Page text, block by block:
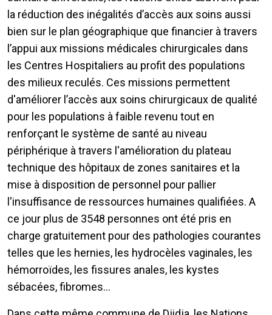
la réduction des inégalités d’accès aux soins aussi
bien sur le plan géographique que financier à travers
l’appui aux missions médicales chirurgicales dans
les Centres Hospitaliers au profit des populations
des milieux reculés. Ces missions permettent
d'améliorer l’accès aux soins chirurgicaux de qualité
pour les populations à faible revenu tout en
renforçant le système de santé au niveau
périphérique à travers l'amélioration du plateau
technique des hôpitaux de zones sanitaires et la
mise à disposition de personnel pour pallier
l'insuffisance de ressources humaines qualifiées. A
ce jour plus de 3548 personnes ont été pris en
charge gratuitement pour des pathologies courantes
telles que les hernies, les hydrocèles vaginales, les
hémorroïdes, les fissures anales, les kystes
sébacées, fibromes…